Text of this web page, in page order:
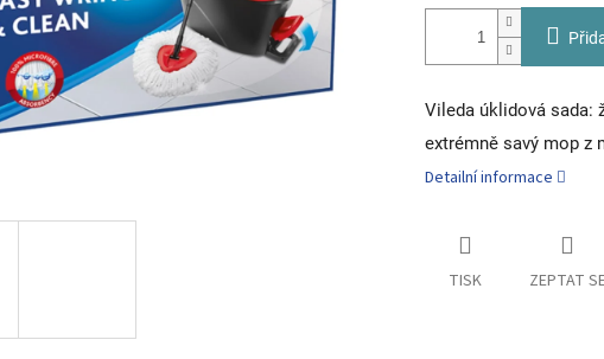
Vileda úklidová sada:
extrémně savý mop z
Detailní informace
TISK ZEPTAT